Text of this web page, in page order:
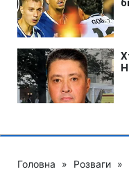
Головна » Розваги »